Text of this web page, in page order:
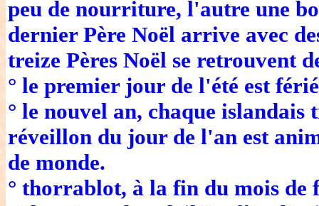
peu de nourriture, l'autre une
dernier Père Noël arrive avec
treize Pères Noël se retrouvent
° le premier jour de l'été est férié
° le nouvel an, chaque
réveillon du jour de l'an est
de monde.
° thorrablot, à la fin du mois